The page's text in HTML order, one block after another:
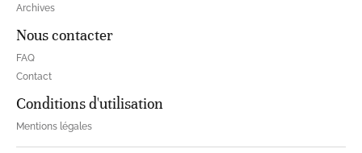
Archives
Nous contacter
FAQ
Contact
Conditions d'utilisation
Mentions légales